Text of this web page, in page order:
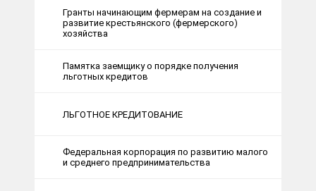
Гранты начинающим фермерам на создание и
развитие крестьянского (фермерского)
хозяйства
Памятка заемщику о порядке получения
льготных кредитов
ЛЬГОТНОЕ КРЕДИТОВАНИЕ
Федеральная корпорация по развитию малого
и среднего предпринимательства